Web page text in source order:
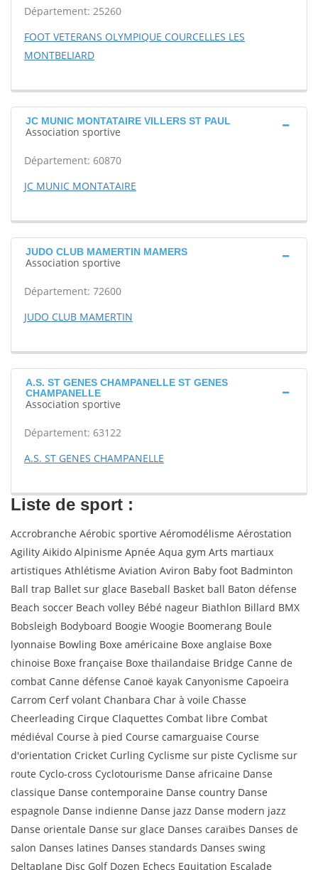
Département: 25260
FOOT VETERANS OLYMPIQUE COURCELLES LES
MONTBELIARD
JC MUNIC MONTATAIRE VILLERS ST PAUL
Association sportive
Département: 60870
JC MUNIC MONTATAIRE
JUDO CLUB MAMERTIN MAMERS
Association sportive
Département: 72600
JUDO CLUB MAMERTIN
A.S. ST GENES CHAMPANELLE ST GENES
CHAMPANELLE
Association sportive
Département: 63122
A.S. ST GENES CHAMPANELLE
Liste de sport :
Accrobranche Aérobic sportive Aéromodélisme Aérostation
Agility Aikido Alpinisme Apnée Aqua gym Arts martiaux
artistiques Athlétisme Aviation Aviron Baby foot Badminton
Ball trap Ballet sur glace Baseball Basket ball Baton défense
Beach soccer Beach volley Bébé nageur Biathlon Billard BMX
Bobsleigh Bodyboard Boogie Woogie Boomerang Boule
lyonnaise Bowling Boxe américaine Boxe anglaise Boxe
chinoise Boxe française Boxe thaïlandaise Bridge Canne de
combat Canne défense Canoë kayak Canyonisme Capoeira
Carrom Cerf volant Chanbara Char à voile Chasse
Cheerleading Cirque Claquettes Combat libre Combat
médiéval Course à pied Course camarguaise Course
d'orientation Cricket Curling Cyclisme sur piste Cyclisme sur
route Cyclo-cross Cyclotourisme Danse africaine Danse
classique Danse contemporaine Danse country Danse
espagnole Danse indienne Danse jazz Danse modern jazz
Danse orientale Danse sur glace Danses caraïbes Danses de
salon Danses latines Danses standards Danses swing
Deltaplane Disc Golf Dozen Echecs Equitation Escalade